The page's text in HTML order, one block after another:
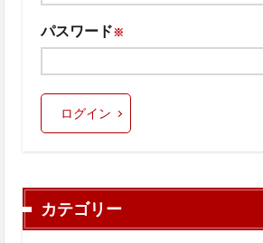
パスワード※
ログイン
カテゴリー